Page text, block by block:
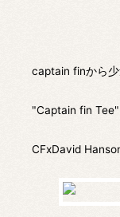
captain finから少
"Captain fin Tee"
CFxDavid